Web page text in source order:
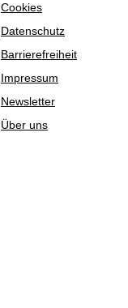
Cookies
Datenschutz
Barrierefreiheit
Impressum
Newsletter
Über uns